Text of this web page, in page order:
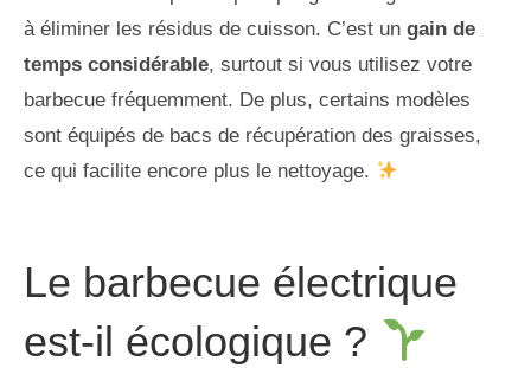
à éliminer les résidus de cuisson. C’est un gain de
temps considérable, surtout si vous utilisez votre
barbecue fréquemment. De plus, certains modèles
sont équipés de bacs de récupération des graisses,
ce qui facilite encore plus le nettoyage.
Le barbecue électrique
est-il écologique ?